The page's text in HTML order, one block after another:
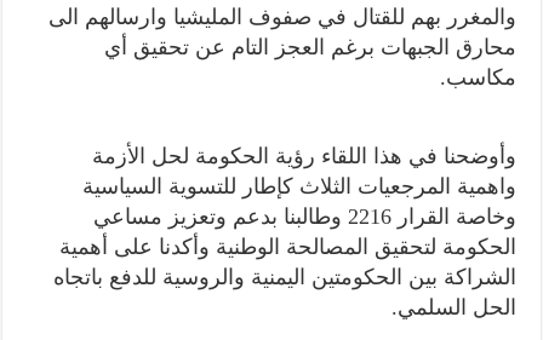
والمغرر بهم للقتال في صفوف المليشيا وارسالهم الى
محارق الجبهات برغم العجز التام عن تحقيق أي
مكاسب.
وأوضحنا في هذا اللقاء رؤية الحكومة لحل الأزمة
واهمية المرجعيات الثلاث كإطار للتسوية السياسية
وخاصة القرار 2216 وط
البنا بدعم وتعزيز مساعي
الحكومة لتحقيق المصالحة الوطنية وأكدنا على أهمية
الشراكة بين الحكومتين اليمنية والروسية للدفع باتجاه
الحل السلمي.